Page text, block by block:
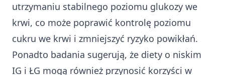
utrzymaniu stabilnego poziomu glukozy we
krwi, co może poprawić kontrolę poziomu
cukru we krwi i zmniejszyć ryzyko powikłań.
Ponadto badania sugerują, że diety o niskim
IG i ŁG mogą również przynosić korzyści w